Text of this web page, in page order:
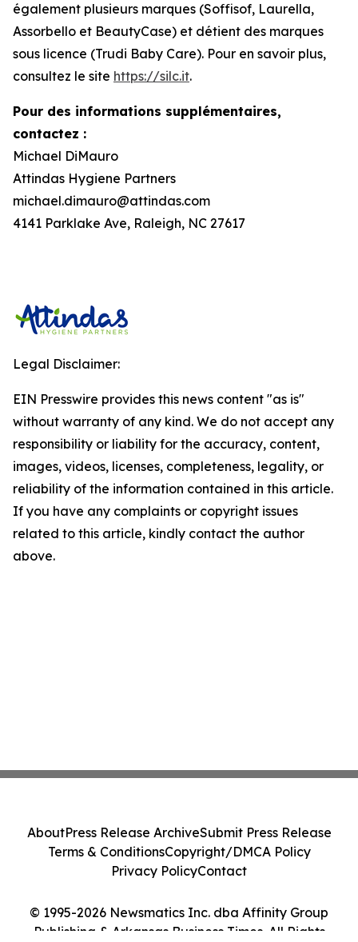
également plusieurs marques (Soffisof, Laurella,
Assorbello et BeautyCase) et détient des marques
sous licence (Trudi Baby Care). Pour en savoir plus,
consultez le site https://silc.it.
Pour des informations supplémentaires,
contactez :
Michael DiMauro
Attindas Hygiene Partners
michael.dimauro@attindas.com
4141 Parklake Ave, Raleigh, NC 27617
Legal Disclaimer:
EIN Presswire provides this news content "as is"
without warranty of any kind. We do not accept any
responsibility or liability for the accuracy, content,
images, videos, licenses, completeness, legality, or
reliability of the information contained in this article.
If you have any complaints or copyright issues
related to this article, kindly contact the author
above.
© 1995-2026 Newsmatics Inc. dba Affinity Group
Publishing & Arkansas Business Times. All Rights
AboutPress Release ArchiveSubmit Press Release
Terms & ConditionsCopyright/DMCA Policy
Privacy PolicyContact